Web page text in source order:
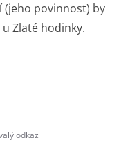
(jeho povinnost) by
Zlaté hodinky.
odkaz